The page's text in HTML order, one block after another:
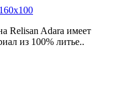
Relisan Adara имеет
из 100% литье..